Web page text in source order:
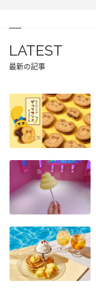
LATEST
最新の記事